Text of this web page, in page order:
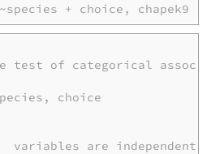
+ choice, chapek9 )
test of categorical
choice
are independent